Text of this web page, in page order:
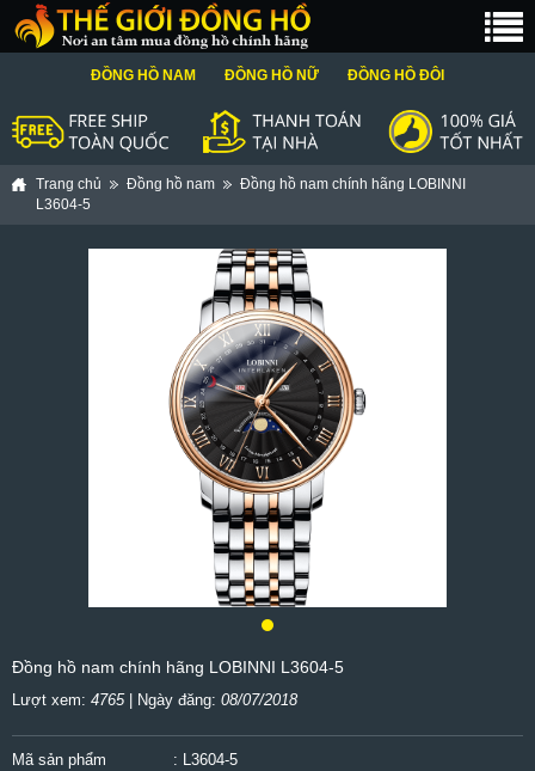
ĐỒNG HỒ NAM ĐỒNG HỒ NỮ ĐỒNG HỒ ĐÔI
Trang chủ Đồng hồ nam
Đồng hồ nam chính hãng LOBINNI
L3604-5
Đồng hồ nam chính hãng LOBINNI L3604-5
Lượt xem: 4765| Ngày đăng: 08/07/2018
Mã sản phẩm
: L3604-5